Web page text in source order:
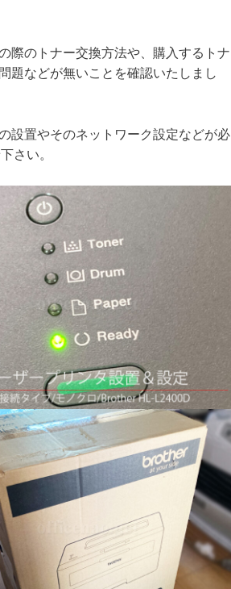
際のトナー交換方法や、購入するトナ
題などが無いことを確認いたしまし
設置やそのネットワーク設定などが必
さい。